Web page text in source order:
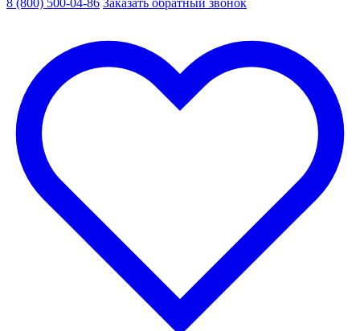
8 (800) 500-04-86 Заказать обратный звонок